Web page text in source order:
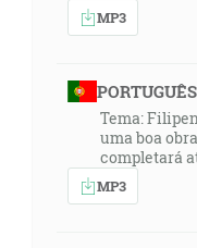
MP3
PORTUGUÊS
Tema:
uma boa
completará
MP3